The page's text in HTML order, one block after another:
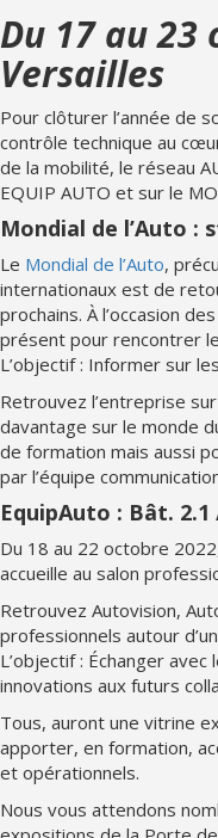
Du 17 au 23
Versailles
Pour clôturer l’année de
contrôle technique au
de la mobilité, le réseau
EQUIP AUTO et sur le
Mondial de l’Auto :
Le Mondial de l’Auto,
internationaux est de
prochains. À l’occasion
présent pour rencontrer
L’objectif : Informer sur
Retrouvez l’entreprise
davantage sur le monde
de formation mais aussi
par l’équipe
EquipAuto : Bât. 2.1
Du 18 au 22 octobre
accueille au salon
Retrouvez Autovision,
professionnels autour
L’objectif : Échanger
innovations aux futurs
Tous, auront une vitrine
apporter, en formation,
et opérationnels.
Nous vous attendons